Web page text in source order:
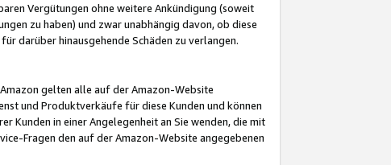
Vergütungen ohne weitere Ankündigung (soweit
zu haben) und zwar unabhängig davon, ob diese
darüber hinausgehende Schäden zu verlangen.
gelten alle auf der Amazon-Website
und Produktverkäufe für diese Kunden und können
Kunden in einer Angelegenheit an Sie wenden, die mit
Fragen den auf der Amazon-Website angegebenen